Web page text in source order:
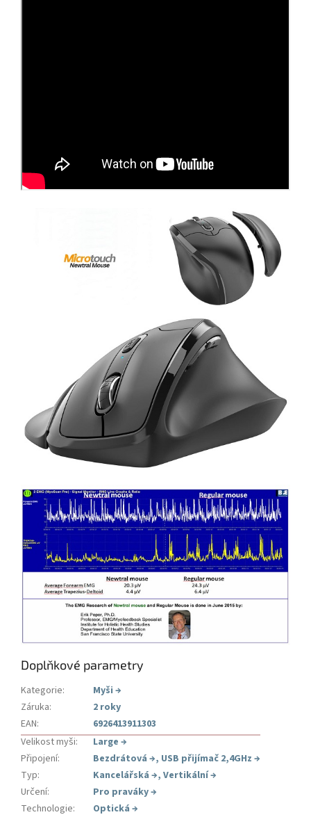
Doplňkové parametry
Kategorie: Myši →
Záruka:
2 roky
EAN:
6926413911303
Velikost myši: Large →
Připojení: Bezdrátová →, USB přijímač 2,4GHz →
Typ: Kancelářská →, Vertikální→
Určení: Pro praváky→
Technologie: Optická →